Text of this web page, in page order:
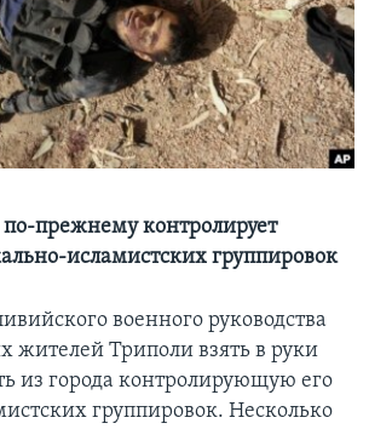
прежнему контролирует
исламистских группировок
военного руководства
жителей Триполи взять в руки
из города контролирующую его
группировок. Несколько